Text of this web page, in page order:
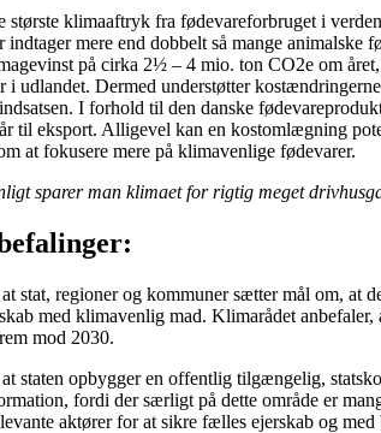
største klimaaftryk fra fødevareforbruget i
indtager mere end dobbelt så mange
på cirka 2½ – 4 mio. ton CO2e om
i udlandet. Dermed understøtter
I forhold til den danske
til eksport. Alligevel kan en kostomlægning
at fokusere mere på klimavenlige fødevarer.
sparer man klimaet for rigtig meget
stat, regioner og kommuner sætter mål om,
med klimavenlig mad. Klimarådet
mod 2030.
staten opbygger en offentlig tilgængelig,
fordi der særligt på dette område er
aktører for at sikre fælles ejerskab og